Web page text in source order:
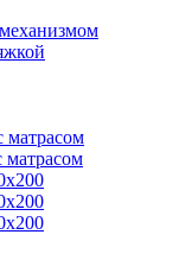
матрасом
матрасом